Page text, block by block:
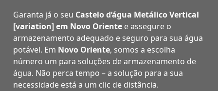
Garanta já o seu Castelo d’água Metálico Vertical
[variation] em Novo Oriente e assegure o
armazenamento adequado e seguro para sua água
potável. Em Novo Oriente, somos a escolha
número um para soluções de armazenamento de
água. Não perca tempo – a solução para a sua
necessidade está a um clic de distância.